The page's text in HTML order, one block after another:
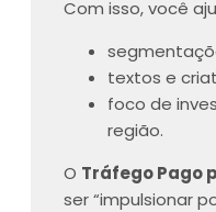
Com isso, você
textos e
foco de
região.
O Tráfego Pago
ser “impulsionar